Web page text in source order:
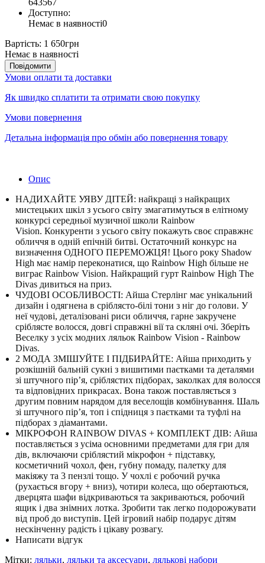
Доступно:
Немає в наявності0
Вартість: 1 650грн
Немає в наявності
Повідомити
Умови оплати та доставки
Як швидко сплатити та отримати свою покупку
Умови повернення
Детальна інформація про обмін або повернення товару
Опис
НАДИХАЙТЕ УЯВУ ДІТЕЙ: найкращі з найкращих
мистецьких шкіл з усього світу змагатимуться в елітному
конкурсі середньої музичної школи Rainbow
Vision. Конкуренти з усього світу покажуть своє справжнє
обличчя в одній епічній битві. Остаточний конкурс на
визначення ОДНОГО ПЕРЕМОЖЦЯ! Цього року Shadow
High має намір переконатися, що Rainbow High більше не
виграє Rainbow Vision. Найкращий гурт Rainbow High The
Divas дивиться на приз.
ЧУДОВІ ОСОБЛИВОСТІ: Айша Стерлінг має унікальний
дизайн і одягнена в сріблясто-білі тони з ніг до голови. У
неї чудові, деталізовані риси обличчя, гарне закручене
сріблясте волосся, довгі справжні вії та скляні очі. Зберіть
Веселку з усіх модних ляльок Rainbow Vision - Rainbow
Divas.
2 МОДА ЗМІШУЙТЕ І ПІДБИРАЙТЕ: Айша приходить у
розкішній бальній сукні з вишитими паєтками та деталями
зі штучного пір’я, сріблястих підборах, заколках для волосся
та відповідних прикрасах. Вона також поставляється з
другим повним нарядом для веселощів комбінування. Шаль
зі штучного пір’я, топ і спідниця з паєтками та туфлі на
підборах з діамантами.
МІКРОФОН RAINBOW DIVAS + КОМПЛЕКТ ДІВ: Айша
поставляється з усіма основними предметами для гри для
дів, включаючи сріблястий мікрофон + підставку,
косметичний чохол, фен, губну помаду, палетку для
макіяжу та 3 пензлі тощо. У чохлі є робочий ручка
(рухається вгору + вниз), чотири колеса, що обертаються,
дверцята шафи відкриваються та закриваються, робочий
ящик і два знімних лотка. Зробити так легко подорожувати
від проб до виступів. Цей ігровий набір подарує дітям
нескінченну радість і цікаву розвагу.
Написати відгук
Мітки: ляльки, ляльки та аксесуари, лялькові набори